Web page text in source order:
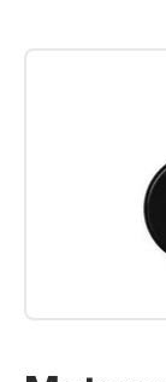
Bildergalerie